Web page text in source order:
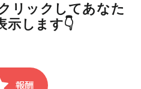
リックしてあなた
示します👇